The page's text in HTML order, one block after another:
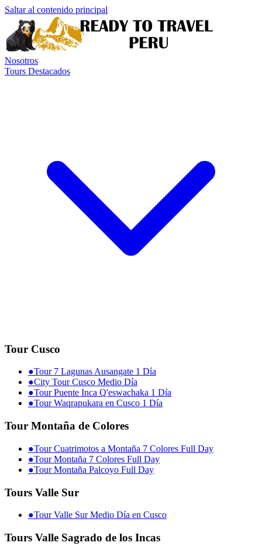
Saltar al contenido principal
Nosotros
Tours Destacados
Tour Cusco
●Tour 7 Lagunas Ausangate 1 Día
●City Tour Cusco Medio Día
●Tour Puente Inca Q'eswachaka 1 Día
●Tour Waqrapukara en Cusco 1 Día
Tour Montaña de Colores
●Tour Cuatrimotos a Montaña 7 Colores Full Day
●Tour Montaña 7 Colores Full Day
●Tour Montaña Palcoyo Full Day
Tours Valle Sur
●Tour Valle Sur Medio Día en Cusco
Tours Valle Sagrado de los Incas